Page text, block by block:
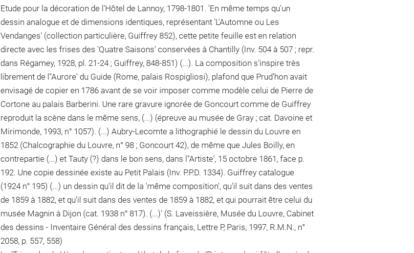
Etude pour la décoration de l'Hôtel de Lannoy, 1798-1801. 'En même temps qu'un
dessin analogue et de dimensions identiques, représentant 'L'Automne ou Les
Vendanges' (collection particulière, Guiffrey 852), cette petite feuille est en relation
directe avec les frises des 'Quatre Saisons' conservées à Chantilly (Inv. 504 à 507 ; repr.
dans Régamey, 1928, pl. 21-24 ; Guiffrey, 848-851) (...). La composition s'inspire très
librement de l''Aurore' du Guide (Rome, palais Rospigliosi), plafond que Prud'hon avait
envisagé de copier en 1786 avant de se voir imposer comme modèle celui de Pierre de
Cortone au palais Barberini. Une rare gravure ignorée de Goncourt comme de Guiffrey
reproduit la scène dans le même sens, (...) (épreuve au musée de Gray ; cat. Davoine et
Mirimonde, 1993, n° 1057). (...) Aubry-Lecomte a lithographié le dessin du Louvre en
1852 (Chalcographie du Louvre, n° 98 ; Goncourt 42), de même que Jules Boilly, en
contrepartie (...) et Tauty (?) dans le bon sens, dans l''Artiste', 15 octobre 1861, face p.
192. Une copie dessinée existe au Petit Palais (Inv. P.P.D. 1334). Guiffrey catalogue
(1924 n° 195) (...) un dessin qu'il dit de la 'même composition', qu'il suit dans des ventes
de 1859 à 1882, et qu'il suit dans des ventes de 1859 à 1882, et qui pourrait être celui du
musée Magnin à Dijon (cat. 1938 n° 817). (...)' (S. Laveissière, Musée du Louvre, Cabinet
des dessins - Inventaire Général des dessins français, Lettre P, Paris, 1997, R.M.N., n°
2058, p. 557, 558)